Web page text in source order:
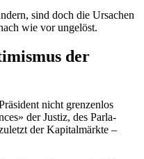
sind doch die Ursachen
wie vor ungelöst.
der
nicht grenzenlos
der Justiz, des Parla­
der Kapital­märkte –